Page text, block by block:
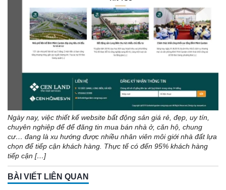
Ngày nay, việc thiết kế website bất động sản giá rẻ, đẹp, uy tín,
chuyên nghiệp để để đăng tin mua bán nhà ở, căn hộ, chung
cư… đang là xu hướng được nhiều nhân viên môi giới nhà đất lựa
chọn để tiếp cận khách hàng. Thực tế có đến 95% khách hàng
tiếp cận […]
BÀI VIẾT LIÊN QUAN